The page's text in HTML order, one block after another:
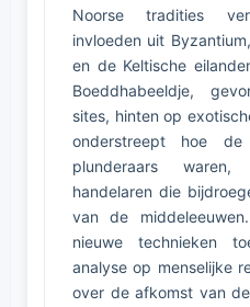
Noorse tradities
invloeden uit
en de Keltische
Boeddhabeeldje,
sites, hinten op
onderstreept hoe
plunderaars
handelaren die
van de
nieuwe technieken
analyse op menselijke
over de afkomst van